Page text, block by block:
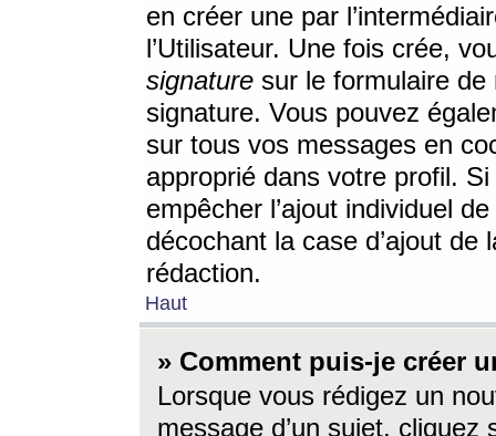
en créer une par
l’Utilisateur. Une fois crée,
signature sur le formulaire de
signature. Vous pouvez
sur tous vos messages en
approprié dans votre profil.
empêcher l’ajout individuel
décochant la case d’ajout
rédaction.
Haut
» Comment puis-je créer
Lorsque vous rédigez un
message d’un sujet, cliquez